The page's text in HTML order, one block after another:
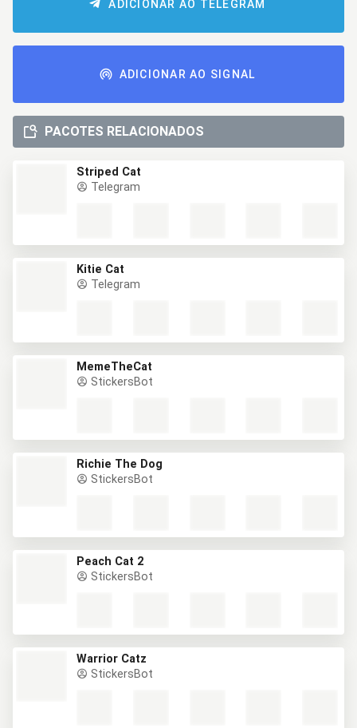
ADICIONAR AO TELEGRAM
ADICIONAR AO SIGNAL
PACOTES RELACIONADOS
Striped Cat
Telegram
Kitie Cat
Telegram
MemeTheCat
StickersBot
Richie The Dog
StickersBot
Peach Cat 2
StickersBot
Warrior Catz
StickersBot